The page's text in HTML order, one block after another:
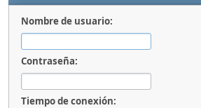
Nombre de usuario:
Contraseña:
Tiempo de conexión: